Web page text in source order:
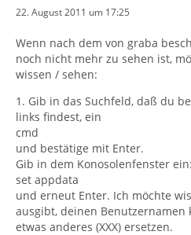
22. August 2011 um 17:25
Wenn nach dem von graba
noch nicht mehr zu sehen ist,
wissen / sehen:
1. Gib in das Suchfeld, daß du
links findest, ein
cmd
und bestätige mit Enter.
Gib in dem Konosolenfenster ein:
set appdata
und erneut Enter. Ich möchte
ausgibt, deinen
etwas anderes (XXX) ersetzen.